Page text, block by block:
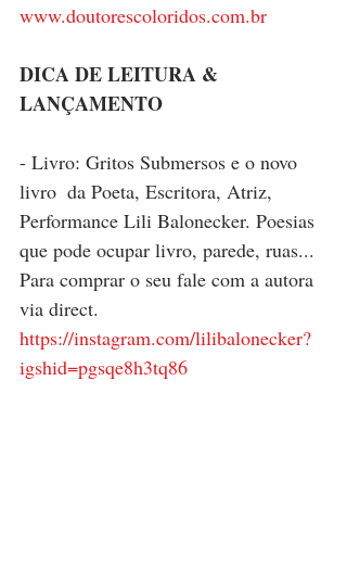
www.doutorescoloridos.com.br
DICA DE LEITURA &
LANÇAMENTO
- Livro: Gritos Submersos e o novo
livro  da Poeta, Escritora, Atriz,
Performance Lili Balonecker. Poesias
que pode ocupar livro, parede, ruas...
Para comprar o seu fale com a autora
via direct.
https://instagram.com/lilibalonecker?
igshid=pgsqe8h3tq86